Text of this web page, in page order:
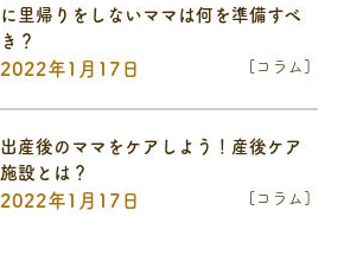
2022年1月17日 [コラム]
に里帰りをしないママは何を準備すべ
き？
2022年1月17日 [コラム]
出産後のママをケアしよう！産後ケア
施設とは？